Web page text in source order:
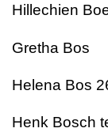
Hillechien
Gretha Bos
Helena Bos
Henk Bosch